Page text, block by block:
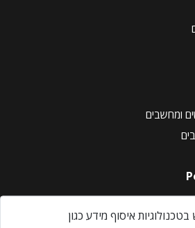
ומחשבים
איסוף מידע כגון